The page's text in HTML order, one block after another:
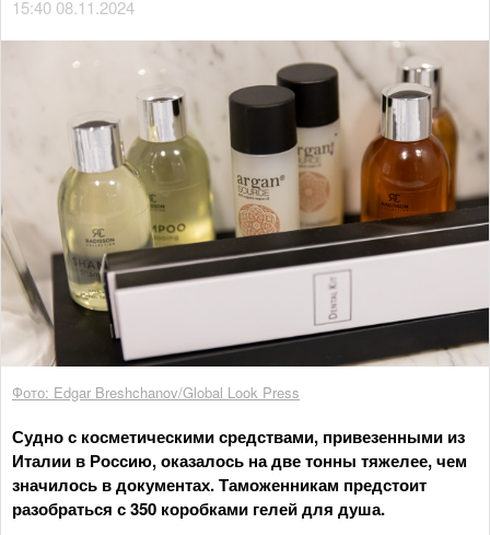
15:40 08.11.2024
Фото: Edgar Breshchanov/Global Look Press
Судно с косметическими средствами, привезенными из
Италии в Россию, оказалось на две тонны тяжелее, чем
значилось в документах. Таможенникам предстоит
разобраться с 350 коробками гелей для душа.